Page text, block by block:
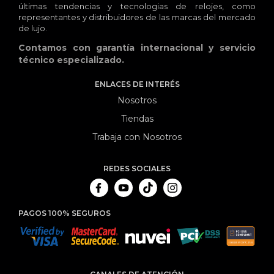
últimas tendencias y tecnologias de relojes, como
representantes y distribuidores de las marcas del mercado
de lujo.
Contamos con garantía internacional y servicio
técnico especializado.
ENLACES DE INTERÉS
Nosotros
Tiendas
Trabaja con Nosotros
REDES SOCIALES
PAGOS 100% SEGUROS